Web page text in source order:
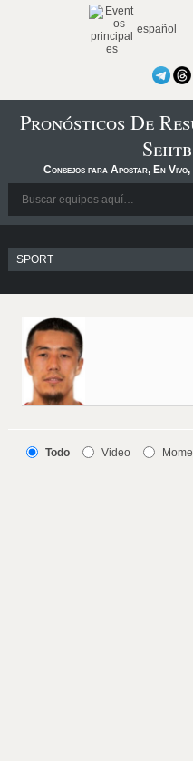
español
Pronósticos De
Consejos para Apostar, En
Todo Video